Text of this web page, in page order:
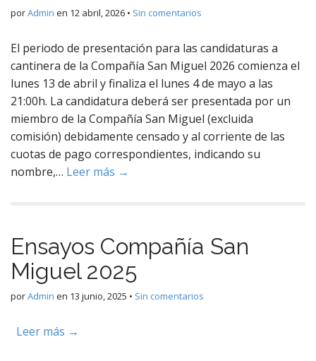
porAdmin en 12 abril, 2026 • Sin comentarios
El periodo de presentación para las candidaturas a
cantinera de la Compañía San Miguel 2026 comienza el
lunes 13 de abril y finaliza el lunes 4 de mayo a las
21:00h. La candidatura deberá ser presentada por un
miembro de la Compañía San Miguel (excluida
comisión) debidamente censado y al corriente de las
cuotas de pago correspondientes, indicando su
nombre,… Leer más →
Ensayos Compañía San
Miguel 2025
porAdmin en 13 junio, 2025 • Sin comentarios
Leer más →